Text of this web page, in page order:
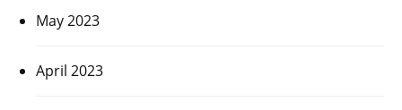
May 2023
April 2023